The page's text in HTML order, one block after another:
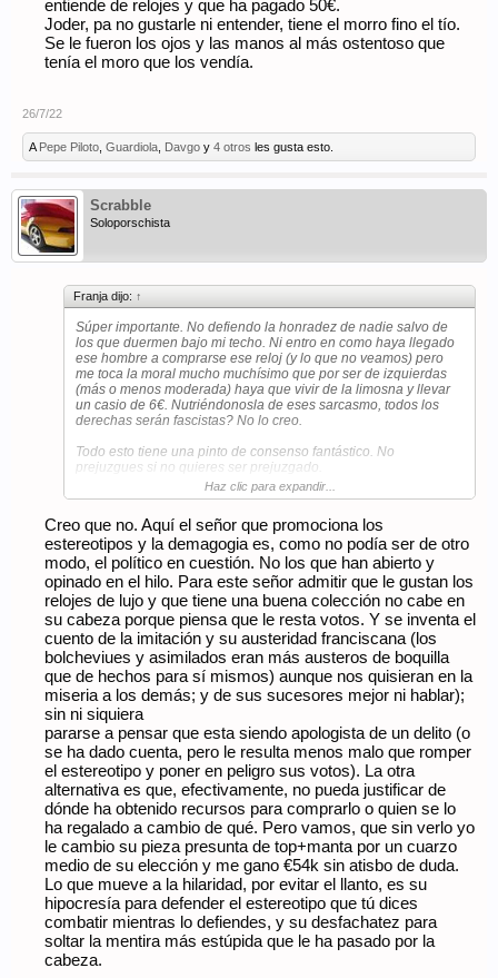
entiende de relojes y que ha pagado 50€.
Joder, pa no gustarle ni entender, tiene el morro fino el tío.
Se le fueron los ojos y las manos al más ostentoso que
tenía el moro que los vendía.
26/7/22
A Pepe Piloto Guardiola Davgo y 4 otros les gusta esto.
Scrabble
Soloporschista
Franja dijo: ↑
Súper importante. No defiendo la honradez de nadie salvo de
los que duermen bajo mi techo. Ni entro en como haya llegado
ese hombre a comprarse ese reloj (y lo que no veamos) pero
me toca la moral mucho muchísimo que por ser de izquierdas
(más o menos moderada) haya que vivir de la limosna y llevar
un casio de 6€. Nutriéndonosla de eses sarcasmo, todos los
derechas serán fascistas? No lo creo.
Todo esto tiene una pinto de consenso fantástico. No
prejuzgues si no quieres ser prejuzgado.
Salud y revoluciones.
Haz clic para expandir...
Creo que no. Aquí el señor que promociona los
estereotipos y la demagogia es, como no podía ser de otro
modo, el político en cuestión. No los que han abierto y
opinado en el hilo. Para este señor admitir que le gustan los
relojes de lujo y que tiene una buena colección no cabe en
su cabeza porque piensa que le resta votos. Y se inventa el
cuento de la imitación y su austeridad franciscana (los
bolcheviues y asimilados eran más austeros de boquilla
que de hechos para sí mismos) aunque nos quisieran en la
miseria a los demás; y de sus sucesores mejor ni hablar);
sin ni siquiera
pararse a pensar que esta siendo apologista de un delito (o
se ha dado cuenta, pero le resulta menos malo que romper
el estereotipo y poner en peligro sus votos). La otra
alternativa es que, efectivamente, no pueda justificar de
dónde ha obtenido recursos para comprarlo o quien se lo
ha regalado a cambio de qué. Pero vamos, que sin verlo yo
le cambio su pieza presunta de top+manta por un cuarzo
medio de su elección y me gano €54k sin atisbo de duda.
Lo que mueve a la hilaridad, por evitar el llanto, es su
hipocresía para defender el estereotipo que tú dices
combatir mientras lo defiendes, y su desfachatez para
soltar la mentira más estúpida que le ha pasado por la
cabeza.